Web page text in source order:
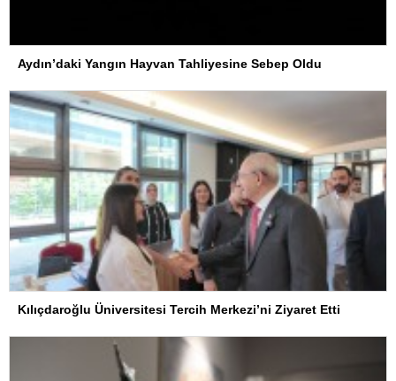
Aydın’daki Yangın Hayvan Tahliyesine Sebep Oldu
Kılıçdaroğlu Üniversitesi Tercih Merkezi’ni Ziyaret Etti